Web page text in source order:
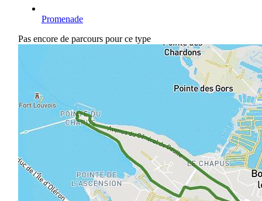
Promenade
Pas encore de parcours pour ce type